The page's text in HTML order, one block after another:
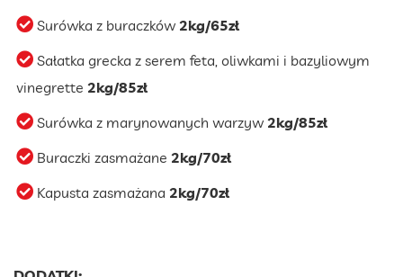
Surówka z buraczków2kg/65zł
Sałatka grecka z serem feta, oliwkami i bazyliowym
vinegrette2kg/85zł
Surówka z marynowanych warzyw2kg/85zł
Buraczki zasmażane2kg/70zł
Kapusta zasmażana2kg/70zł